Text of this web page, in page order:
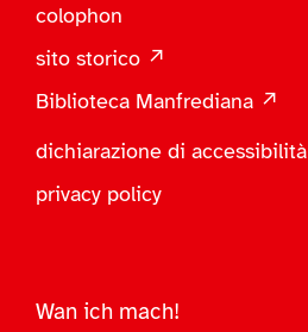
colophon
sito storico ↗
Biblioteca Manfrediana ↗
dichiarazione di accessibilità
privacy policy
Wan ich mach!